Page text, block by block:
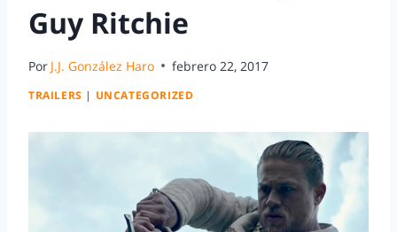
Guy Ritchie
Por J.J. González Haro febrero 22, 2017
TRAILERS | UNCATEGORIZED